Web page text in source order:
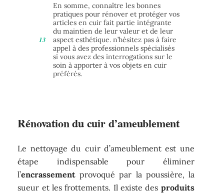
En somme, connaître les bonnes
pratiques pour rénover et protéger vos
articles en cuir fait partie intégrante
du maintien de leur valeur et de leur
aspect esthétique. n’hésitez pas à faire
appel à des professionnels spécialisés
si vous avez des interrogations sur le
soin à apporter à vos objets en cuir
préférés.
Rénovation du cuir d’ameublement
Le nettoyage du cuir d’ameublement est une
étape indispensable pour éliminer
l’encrassement provoqué par la poussière, la
sueur et les frottements. Il existe des produits